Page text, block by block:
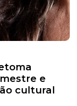
e
cultural